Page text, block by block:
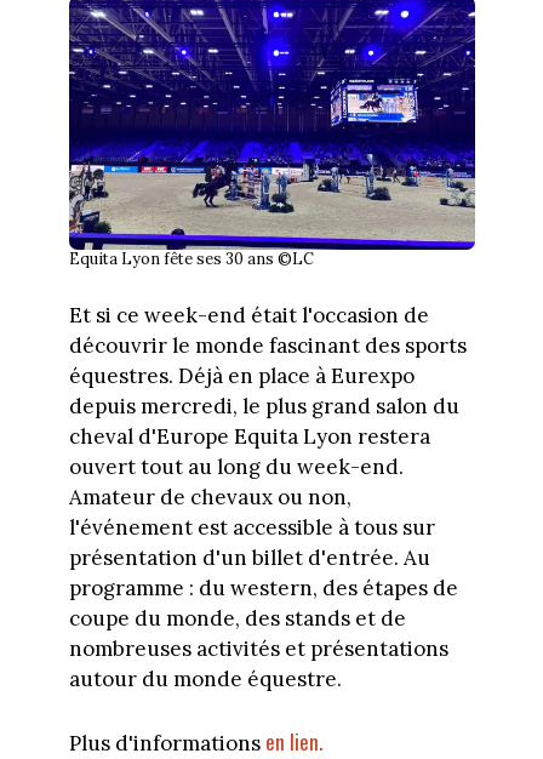
Equita Lyon fête ses 30 ans ©LC
Et si ce week-end était l'occasion de
découvrir le monde fascinant des sports
équestres. Déjà en place à Eurexpo
depuis mercredi, le plus grand salon du
cheval d'Europe Equita Lyon restera
ouvert tout au long du week-end.
Amateur de chevaux ou non,
l'événement est accessible à tous sur
présentation d'un billet d'entrée. Au
programme : du western, des étapes de
coupe du monde, des stands et de
nombreuses activités et présentations
autour du monde équestre.
Plus d'informations en lien.